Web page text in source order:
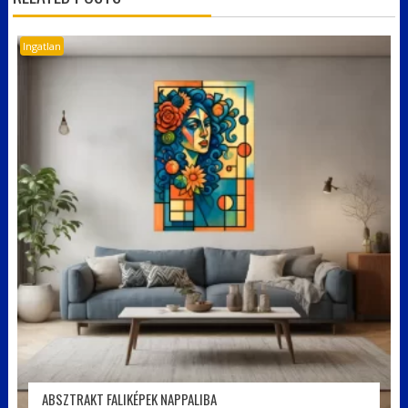
Ingatlan
ABSZTRAKT FALIKÉPEK NAPPALIBA